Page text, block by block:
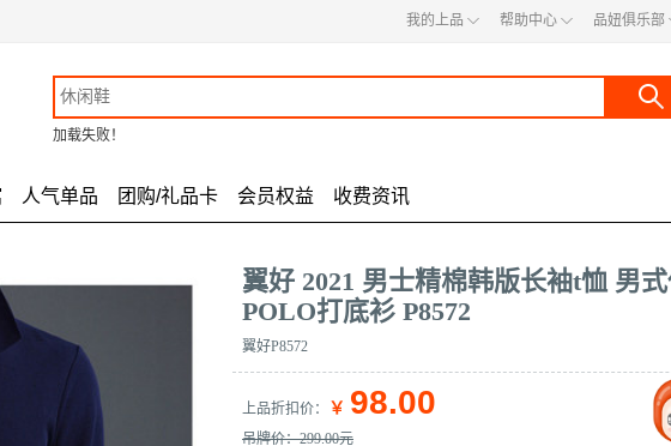
我的上品 ◇ 帮助中心 ◇ 品妞俱乐部
加载失败！
人气单品 团购/礼品卡 会员权益 收费资讯
翼好 2021 男士精棉韩版长袖t恤 男
POLO打底衫 P8572
翼好P8572
上品折扣价： ￥ 98.00
吊牌价：299.00元